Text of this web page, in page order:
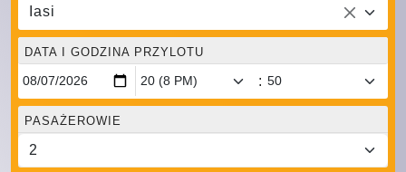
Iasi
DATA I GODZINA PRZYLOTU
:
PASAŻEROWIE